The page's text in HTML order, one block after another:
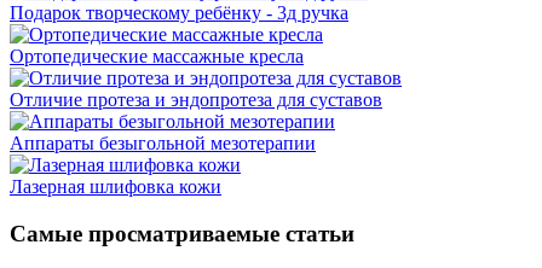
Подарок творческому ребёнку - 3д ручка
Ортопедические массажные кресла
Отличие протеза и эндопротеза для суставов
Аппараты безыгольной мезотерапии
Лазерная шлифовка кожи
Самые просматриваемые статьи